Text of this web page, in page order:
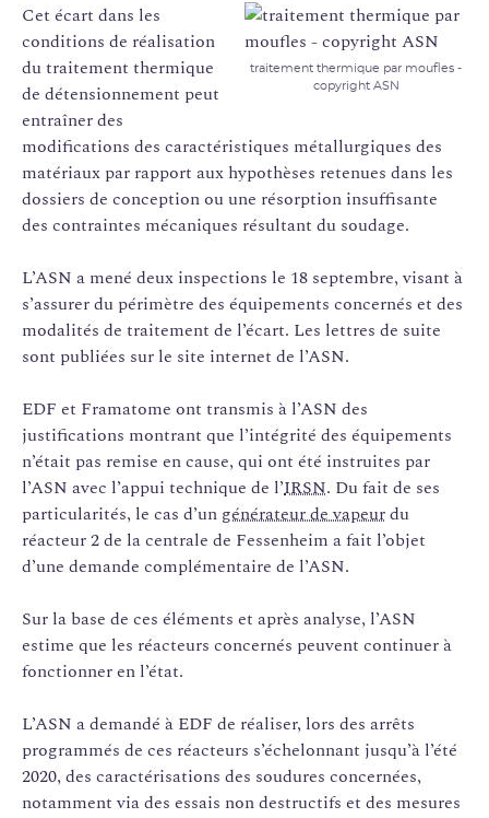
traitement thermique par moufles -
copyright ASN
Cet écart dans les
conditions de réalisation
du traitement thermique
de détensionnement peut
entraîner des
modifications des caractéristiques métallurgiques des
matériaux par rapport aux hypothèses retenues dans les
dossiers de conception ou une résorption insuffisante
des contraintes mécaniques résultant du soudage.
L’ASN a mené deux inspections le 18 septembre, visant à
s’assurer du périmètre des équipements concernés et des
modalités de traitement de l’écart. Les lettres de suite
sont publiées sur le site internet de l’ASN.
EDF et Framatome ont transmis à l’ASN des
justifications montrant que l’intégrité des équipements
n’était pas remise en cause, qui ont été instruites par
l’ASN avec l’appui technique de l’IRSN. Du fait de ses
particularités, le cas d’un générateur de vapeurdu
réacteur 2 de la centrale de Fessenheim a fait l’objet
d’une demande complémentaire de l’ASN.
Sur la base de ces éléments et après analyse, l’ASN
estime que les réacteurs concernés peuvent continuer à
fonctionner en l’état.
L’ASN a demandé à EDF de réaliser, lors des arrêts
programmés de ces réacteurs s’échelonnant jusqu’à l’été
2020, des caractérisations des soudures concernées,
notamment via des essais non destructifs et des mesures